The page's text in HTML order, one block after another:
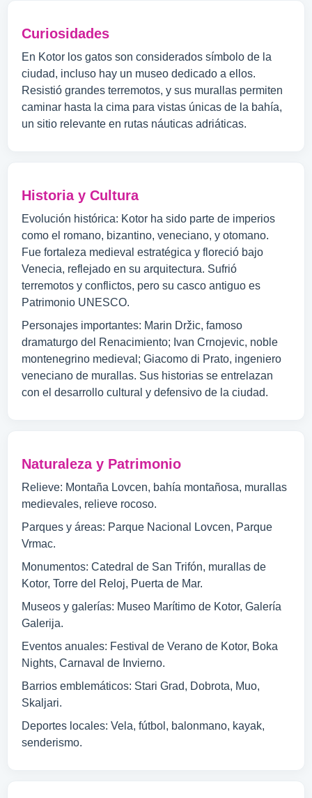
Curiosidades
En Kotor los gatos son considerados símbolo de la
ciudad, incluso hay un museo dedicado a ellos.
Resistió grandes terremotos, y sus murallas permiten
caminar hasta la cima para vistas únicas de la bahía,
un sitio relevante en rutas náuticas adriáticas.
Historia y Cultura
Evolución histórica: Kotor ha sido parte de imperios
como el romano, bizantino, veneciano, y otomano.
Fue fortaleza medieval estratégica y floreció bajo
Venecia, reflejado en su arquitectura. Sufrió
terremotos y conflictos, pero su casco antiguo es
Patrimonio UNESCO.
Personajes importantes: Marin Držic, famoso
dramaturgo del Renacimiento; Ivan Crnojevic, noble
montenegrino medieval; Giacomo di Prato, ingeniero
veneciano de murallas. Sus historias se entrelazan
con el desarrollo cultural y defensivo de la ciudad.
Naturaleza y Patrimonio
Relieve: Montaña Lovcen, bahía montañosa, murallas
medievales, relieve rocoso.
Parques y áreas: Parque Nacional Lovcen, Parque
Vrmac.
Monumentos: Catedral de San Trifón, murallas de
Kotor, Torre del Reloj, Puerta de Mar.
Museos y galerías: Museo Marítimo de Kotor, Galería
Galerija.
Eventos anuales: Festival de Verano de Kotor, Boka
Nights, Carnaval de Invierno.
Barrios emblemáticos: Stari Grad, Dobrota, Muo,
Skaljari.
Deportes locales: Vela, fútbol, balonmano, kayak,
senderismo.